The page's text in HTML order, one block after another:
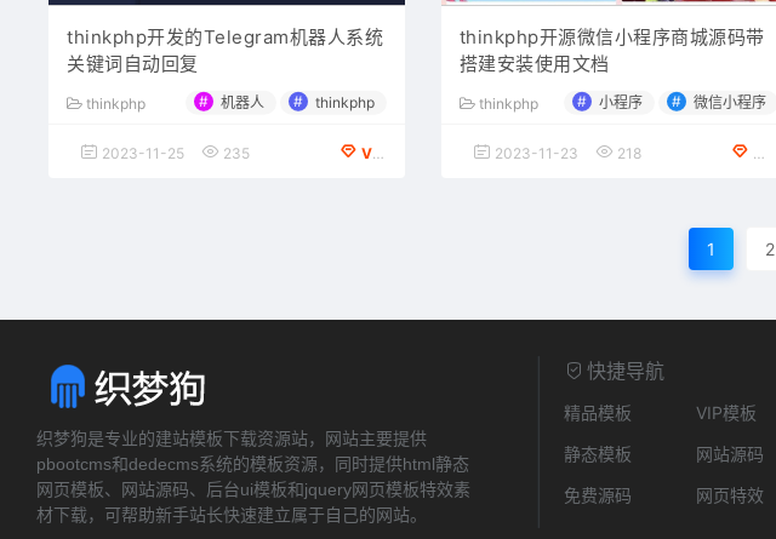
thinkphp开发的Telegram机器人系统
关键词自动回复
thinkphp # 机器人 # thinkphp
2023-11-25 235 VIP会员专享
thinkphp开源微信小程序商城源码带
搭建安装使用文档
thinkphp # 小程序 # 微信小程序
2023-11-23 218
1 2
织梦狗是专业的建站模板下载资源站，网站主要提供
pbootcms和dedecms系统的模板资源，同时提供html静态
网页模板、网站源码、后台ui模板和jquery网页模板特效素
材下载，可帮助新手站长快速建立属于自己的网站。
快捷导航
精品模板
VIP模板
静态模板
网站源码
免费源码
网页特效